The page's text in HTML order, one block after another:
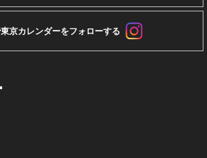
京カレンダーをフォローする